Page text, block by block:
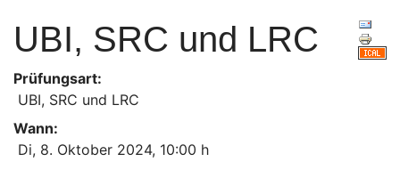
UBI, SRC und LRC
Prüfungsart:
UBI, SRC und LRC
Wann:
Di, 8. Oktober 2024, 10:00 h